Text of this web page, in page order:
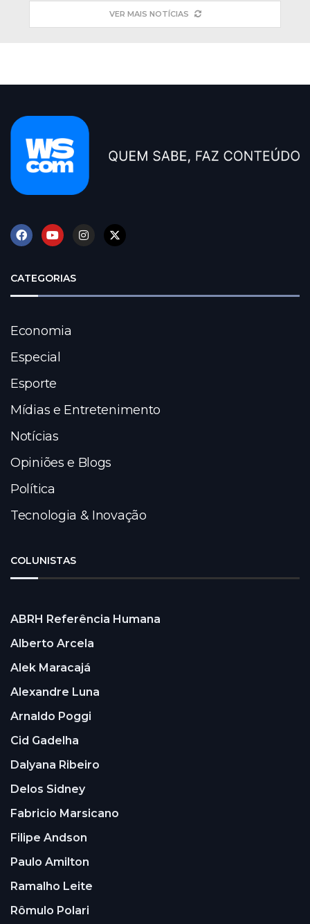
VER MAIS NOTÍCIAS
CATEGORIAS
Economia
Especial
Esporte
Mídias e Entretenimento
Notícias
Opiniões e Blogs
Política
Tecnologia & Inovação
COLUNISTAS
ABRH Referência Humana
Alberto Arcela
Alek Maracajá
Alexandre Luna
Arnaldo Poggi
Cid Gadelha
Dalyana Ribeiro
Delos Sidney
Fabricio Marsicano
Filipe Andson
Paulo Amilton
Ramalho Leite
Rômulo Polari